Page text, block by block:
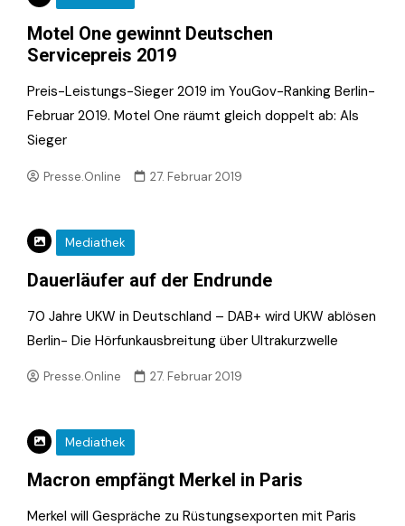
Motel One gewinnt Deutschen
Servicepreis 2019
Preis-Leistungs-Sieger 2019 im YouGov-Ranking Berlin-
Februar 2019. Motel One räumt gleich doppelt ab: Als
Sieger
Presse.Online 27. Februar 2019
Mediathek
Dauerläufer auf der Endrunde
70 Jahre UKW in Deutschland – DAB+ wird UKW ablösen
Berlin- Die Hörfunkausbreitung über Ultrakurzwelle
Presse.Online 27. Februar 2019
Mediathek
Macron empfängt Merkel in Paris
Merkel will Gespräche zu Rüstungsexporten mit Paris